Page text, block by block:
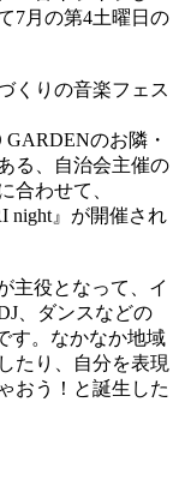
7月の第4土曜日の
くりの音楽フェス
のお隣・
る、自治会主催の
合わせて、
night』が開催され
主役となって、イ
、ダンスなどの
す。なかなか地域
たり、自分を表現
おう！と誕生した